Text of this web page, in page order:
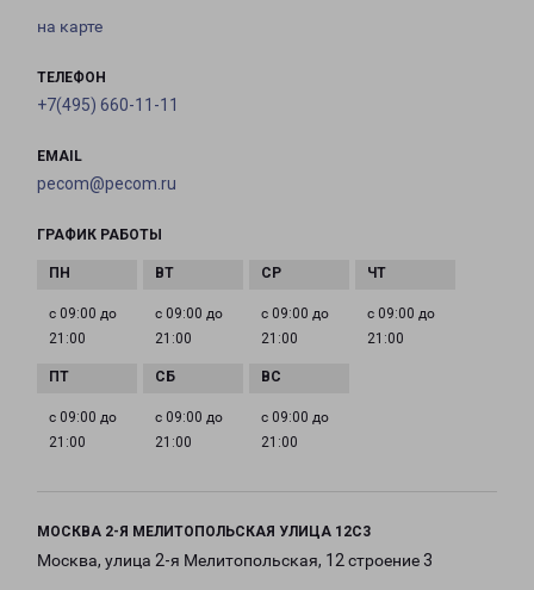
на карте
ТЕЛЕФОН
+7(495) 660-11-11
EMAIL
pecom@pecom.ru
ГРАФИК РАБОТЫ
с 09:00 до
21:00
с 09:00 до
21:00
с 09:00 до
21:00
с 09:00 до
21:00
с 09:00 до
21:00
с 09:00 до
21:00
с 09:00 до
21:00
МОСКВА 2-Я МЕЛИТОПОЛЬСКАЯ УЛИЦА 12С3
Москва, улица 2-я Мелитопольская, 12 строение 3